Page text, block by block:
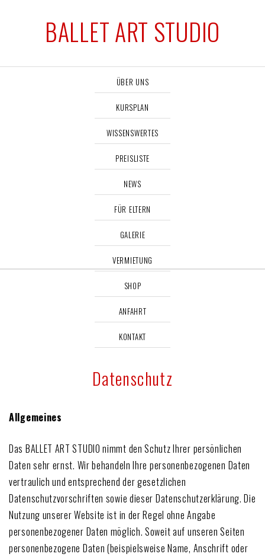
BALLET ART STUDIO
ÜBER UNS
KURSPLAN
WISSENSWERTES
PREISLISTE
NEWS
FÜR ELTERN
GALERIE
VERMIETUNG
SHOP
ANFAHRT
KONTAKT
Datenschutz
Allgemeines
Das BALLET ART STUDIO nimmt den Schutz Ihrer persönlichen
Daten sehr ernst. Wir behandeln Ihre personenbezogenen Daten
vertraulich und entsprechend der gesetzlichen
Datenschutzvorschriften sowie dieser Datenschutzerklärung. Die
Nutzung unserer Website ist in der Regel ohne Angabe
personenbezogener Daten möglich. Soweit auf unseren Seiten
personenbezogene Daten (beispielsweise Name, Anschrift oder